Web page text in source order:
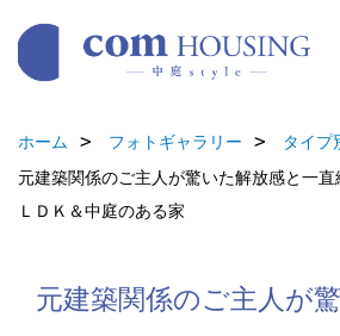
ホーム フォトギャラリー タイプ
元建築関係のご主人が驚いた解放感と一
ＬＤＫ＆中庭のある家
元建築関係のご主人が